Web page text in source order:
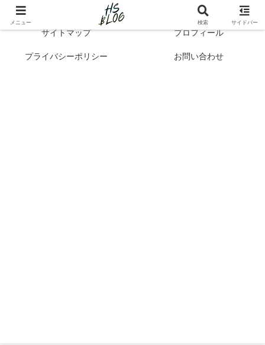
Hibi no Shikou | 最新トレンドで知るシンプルライフと自己成長
サイトマップ プロフィール
プライバシーポリシー お問い合わせ
メニュー 検索 サイドバー